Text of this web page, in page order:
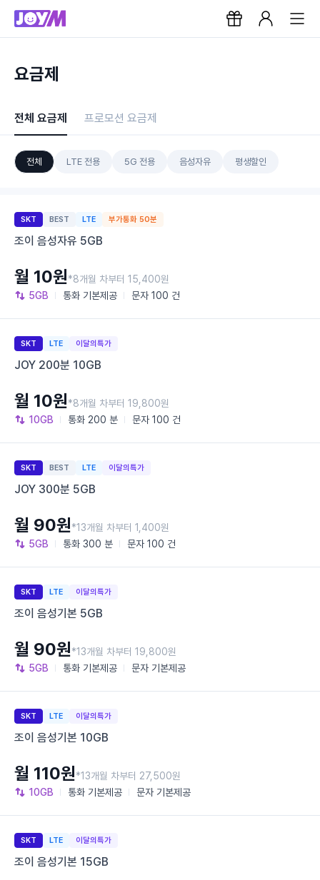
요금제
전체 요금제 프로모션 요금제
전체 LTE 전용 5G 전용 음성자유 평생할인
SKT BEST LTE 부가통화 50분
조이 음성자유 5GB
5GB 통화 기본제공 문자 100 건
월 10원*8개월 차부터 15,400원
SKT LTE 이달의특가
JOY 200분 10GB
10GB 통화 200 분 문자 100 건
월 10원*8개월 차부터 19,800원
SKT BEST LTE 이달의특가
JOY 300분 5GB
5GB 통화 300 분 문자 100 건
월 90원*13개월 차부터 1,400원
SKT LTE 이달의특가
조이 음성기본 5GB
5GB 통화 기본제공 문자 기본제공
월 90원*13개월 차부터 19,800원
SKT LTE 이달의특가
조이 음성기본 10GB
10GB 통화 기본제공 문자 기본제공
월 110원*13개월 차부터 27,500원
SKT LTE 이달의특가
조이 음성기본 15GB